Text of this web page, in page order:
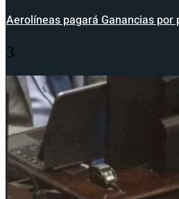
Aerolíneas pagará Ganancias por
3